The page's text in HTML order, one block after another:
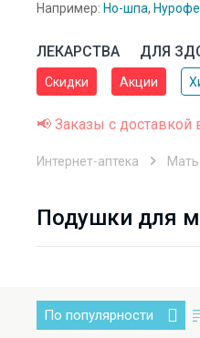
Например: Но-шпа,
ЛЕКАРСТВА ДЛЯ
Скидки Акции
📢 Заказы с
Интернет-аптека
Подушки для
По популярности